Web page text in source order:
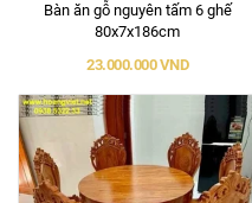
Bàn ăn gỗ nguyên tấm 6 ghế
80x7x186cm
23.000.000 VND